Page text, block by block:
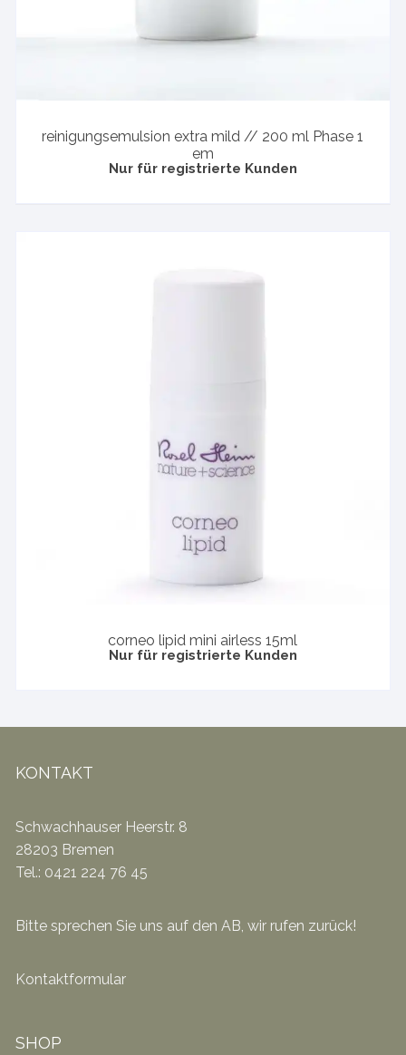
reinigungsemulsion extra mild // 200 ml Phase 1
em
Nur für registrierte Kunden
corneo lipid mini airless 15ml
Nur für registrierte Kunden
KONTAKT
Schwachhauser Heerstr. 8
28203 Bremen
Tel.: 0421 224 76 45
Bitte sprechen Sie uns auf den AB, wir rufen zurück!
Kontaktformular
SHOP